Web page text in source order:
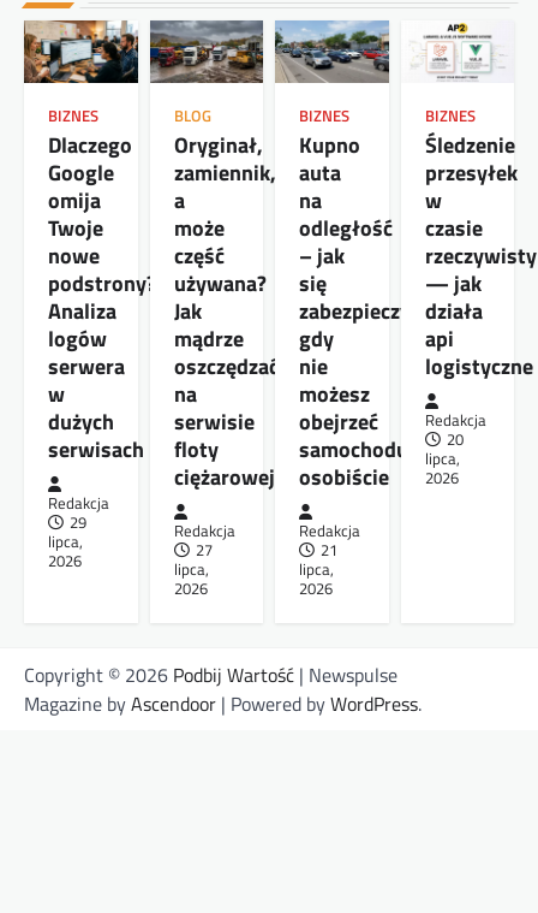
BIZNES
Dlaczego
Google
omija
Twoje
nowe
podstrony?
Analiza
logów
serwera
w
dużych
serwisach
Redakcja
29
lipca,
2026
BLOG
Oryginał,
zamiennik,
a
może
część
używana?
Jak
mądrze
oszczędzać
na
serwisie
floty
ciężarowej
Redakcja
27
lipca,
2026
BIZNES
Kupno
auta
na
odległość
– jak
się
zabezpieczyć,
gdy
nie
możesz
obejrzeć
samochodu
osobiście
Redakcja
21
lipca,
2026
BIZNES
Śledzenie
przesyłek
w
czasie
— jak
działa
api
logistyczne
Redakcja
20
lipca,
2026
Copyright © 2026 Podbij Wartość | Newspulse
Magazine byAscendoor | Powered byWordPress.